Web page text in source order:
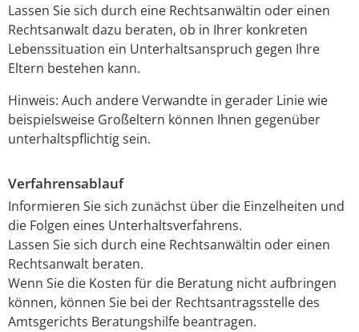
Lassen Sie sich durch eine Rechtsanwältin oder einen
Rechtsanwalt dazu beraten, ob in Ihrer konkreten
Lebenssituation ein Unterhaltsanspruch gegen Ihre
Eltern bestehen kann.
Hinweis: Auch andere Verwandte in gerader Linie wie
beispielsweise Großeltern können Ihnen gegenüber
unterhaltspflichtig sein.
Verfahrensablauf
Informieren Sie sich zunächst über die Einzelheiten und
die Folgen eines Unterhaltsverfahrens.
Lassen Sie sich durch eine Rechtsanwältin oder einen
Rechtsanwalt beraten.
Wenn Sie die Kosten für die Beratung nicht aufbringen
können, können Sie bei der Rechtsantragsstelle des
Amtsgerichts Beratungshilfe beantragen.